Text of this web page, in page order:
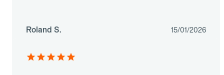
Roland S. 15/01/2026